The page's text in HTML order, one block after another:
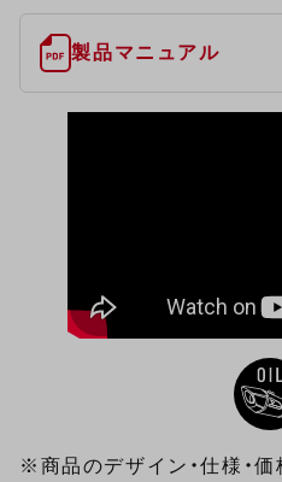
製品マニュアル
※商品のデザイン・仕様・